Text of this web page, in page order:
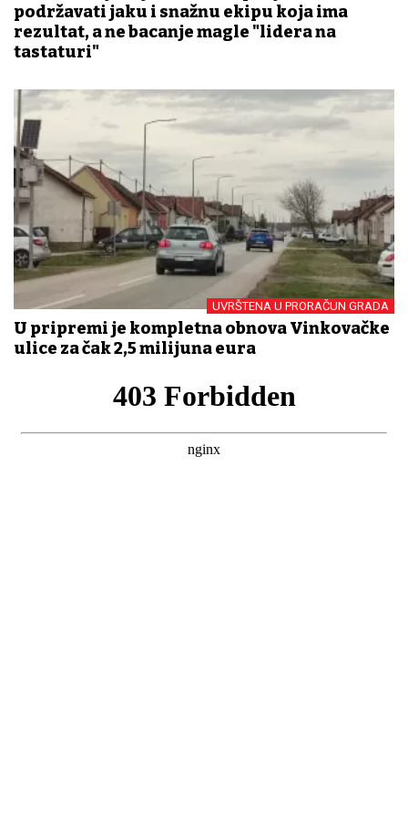
podržavati jaku i snažnu ekipu koja ima
rezultat, a ne bacanje magle "lidera na
tastaturi"
UVRŠTENA U PRORAČUN GRADA
U pripremi je kompletna obnova Vinkovačke
ulice za čak 2,5 milijuna eura